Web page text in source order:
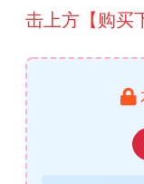
击上方【购买